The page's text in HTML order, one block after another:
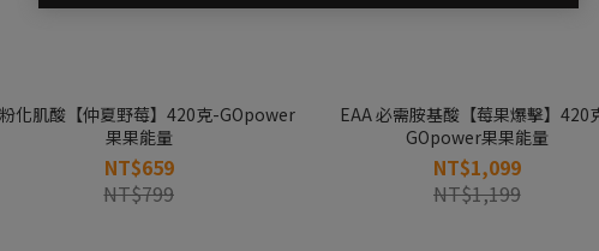
化肌酸【仲夏野莓】420克-GOpower
果果能量
NT$659
NT$799
EAA 必需胺基酸【莓果爆擊】420
GOpower果果能量
NT$1,099
NT$1,199